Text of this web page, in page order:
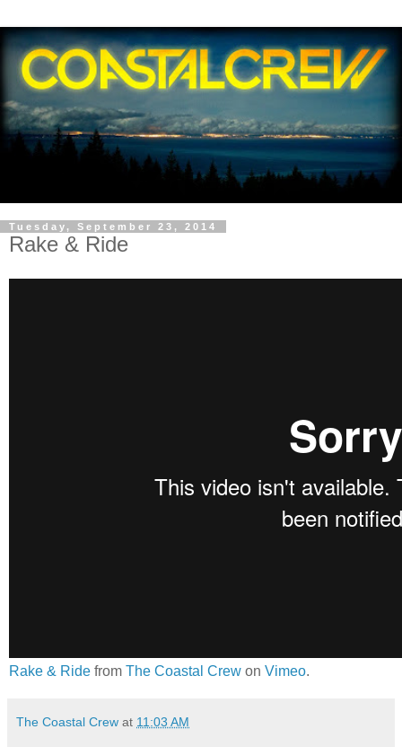
Tuesday, September 23, 2014
Rake & Ride
Rake & Ride from The Coastal Crew on Vimeo.
The Coastal Crew at 11:03 AM